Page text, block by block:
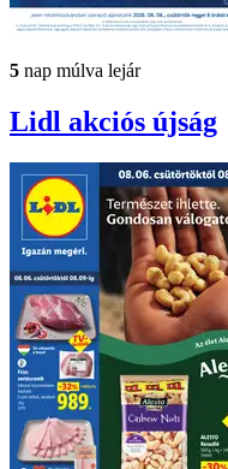
5 nap múlva lejár
Lidl akciós újság